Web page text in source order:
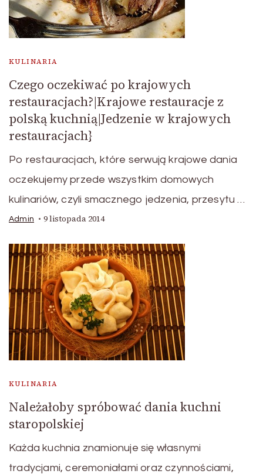
KULINARIA
Czego oczekiwać po krajowych
restauracjach?|Krajowe restauracje z
polską kuchnią|Jedzenie w krajowych
restauracjach}
Po restauracjach, które serwują krajowe dania
oczekujemy przede wszystkim domowych
kulinariów, czyli smacznego jedzenia, przesytu …
Admin 9 listopada 2014
KULINARIA
Należałoby spróbować dania kuchni
staropolskiej
Każda kuchnia znamionuje się własnymi
tradycjami, ceremoniałami oraz czynnościami,